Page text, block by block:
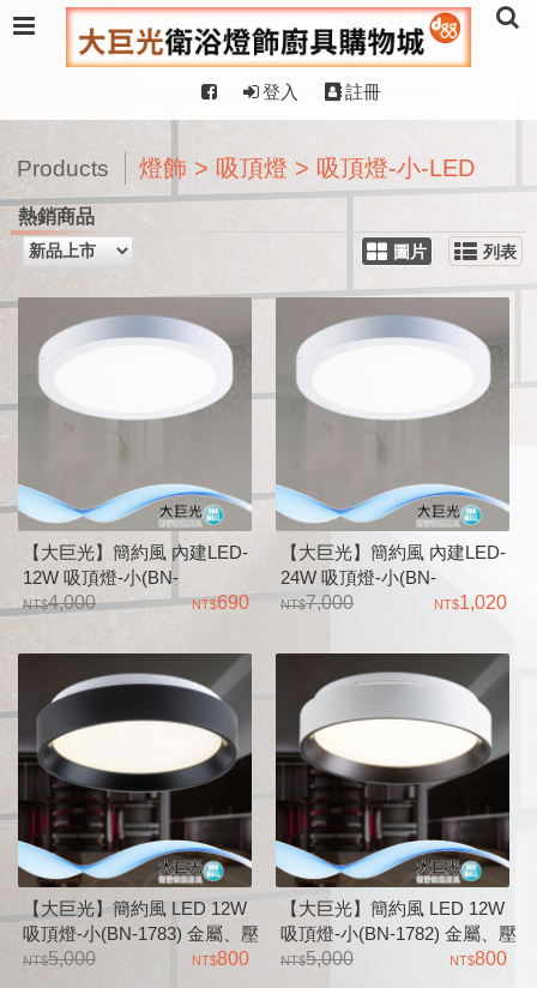
登入 註冊
Products 燈飾 > 吸頂燈 > 吸頂燈-小-LED
熱銷商品
圖片 列表
【大巨光】簡約風 內建LED-
12W 吸頂燈-小(BN-
1795/1796/1797) 羅茲 白光 自
4,000 690
【大巨光】簡約風 內建LED-
24W 吸頂燈-小(BN-
1793/1794) 羅茲 白光 黃光
7,000 1,020
【大巨光】簡約風 LED 12W
吸頂燈-小(BN-1783) 金屬、壓
克力5,000 800
【大巨光】簡約風 LED 12W
吸頂燈-小(BN-1782) 金屬、壓
克力5,000 800